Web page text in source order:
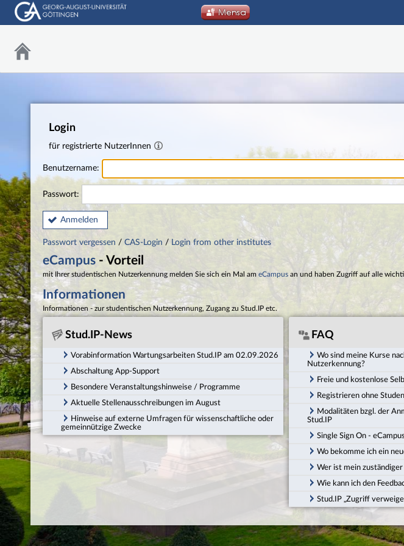
Login
für registrierte NutzerInnen
Benutzername:
Passwort:
Anmelden
Passwort vergessen / CAS-Login / Login from other institutes
eCampus - Vorteil
mit Ihrer studentischen Nutzerkennung melden Sie sich ein Mal am eCampus an und haben Zugriff auf alle
Informationen
Informationen - zur studentischen Nutzerkennung, Zugang zu Stud.IP etc.
Stud.IP-News
Vorabinformation Wartungsarbeiten Stud.IP am 02.09.2026
Abschaltung App-Support
Besondere Veranstaltungshinweise / Programme
Aktuelle Stellenausschreibungen im August
Hinweise auf externe Umfragen für wissenschaftliche oder
gemeinnützige Zwecke
FAQ
Wo sind meine Kurse
Nutzerkennung?
Freie und kostenlose
Registrieren ohne
Modalitäten bzgl. der
Stud.IP
Single Sign On -
Wo bekomme ich ein
Wer ist mein
Wie kann ich den
Stud.IP „Zugriff